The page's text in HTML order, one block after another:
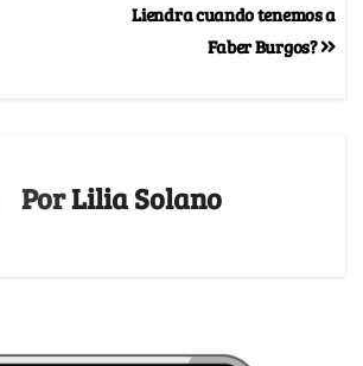
Liendra cuando tenemos a
Faber Burgos?
PorLilia Solano